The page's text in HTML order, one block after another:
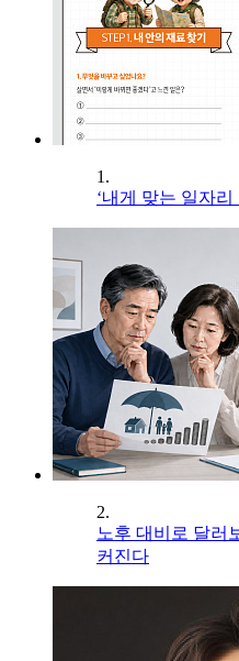
1.
‘내게 맞는 일자
2.
노후 대비로 달러
커진다